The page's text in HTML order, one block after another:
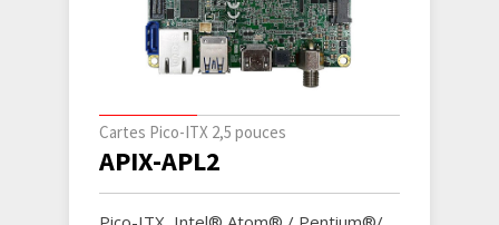
Cartes Pico-ITX 2,5 pouces
APIX-APL2